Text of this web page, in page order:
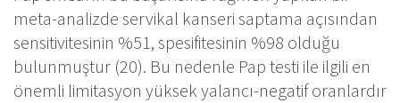
meta-analizde servikal kanseri saptama açısından
sensitivitesinin %51, spesifitesinin %98 olduğu
bulunmuştur (20). Bu nedenle Pap testi ile ilgili en
önemli limitasyon yüksek yalancı-negatif oranlardır